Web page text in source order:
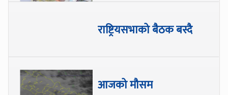
राष्ट्रियसभाको बैठक बस्दै
आजको मौसम